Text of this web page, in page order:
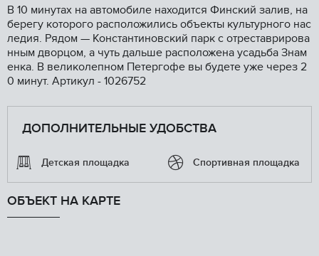
В 10 минутах на автомобиле находится Финский залив, на
берегу которого расположились объекты культурного нас
ледия. Рядом — Константиновский парк с отреставрирова
нным дворцом, а чуть дальше расположена усадьба Знам
енка. В великолепном Петергофе вы будете уже через 2
0 минут. Артикул - 1026752
ДОПОЛНИТЕЛЬНЫЕ УДОБСТВА
Детская площадка Спортивная площадка
ОБЪЕКТ НА КАРТЕ